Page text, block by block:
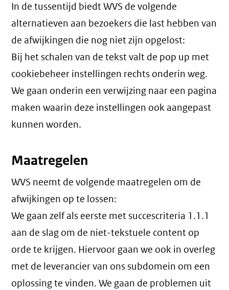
In de tussentijd biedt WVS de volgende
alternatieven aan bezoekers die last hebben van
de afwijkingen die nog niet zijn opgelost:
Bij het schalen van de tekst valt de pop up met
cookiebeheer instellingen rechts onderin weg.
We gaan onderin een verwijzing naar een pagina
maken waarin deze instellingen ook aangepast
kunnen worden.
Maatregelen
WVS neemt de volgende maatregelen om de
afwijkingen op te lossen:
We gaan zelf als eerste met succescriteria 1.1.1
aan de slag om de niet-tekstuele content op
orde te krijgen. Hiervoor gaan we ook in overleg
met de leverancier van ons subdomein om een
oplossing te vinden. We gaan de problemen uit